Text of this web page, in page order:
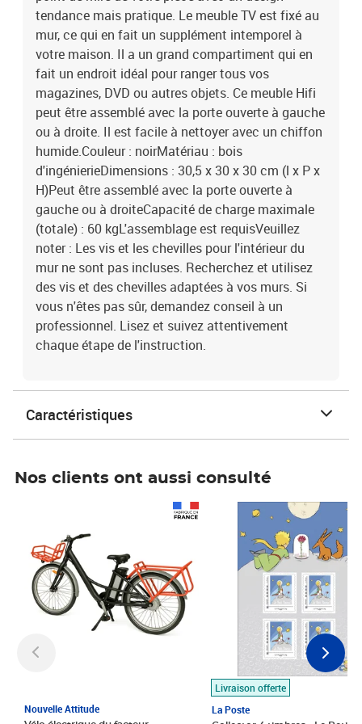
tendance mais pratique. Le meuble TV est fixé au
mur, ce qui en fait un supplément intemporel à
votre maison. Il a un grand compartiment qui en
fait un endroit idéal pour ranger tous vos
magazines, DVD ou autres objets. Ce meuble Hifi
peut être assemblé avec la porte ouverte à gauche
ou à droite. Il est facile à nettoyer avec un chiffon
humide.Couleur : noirMatériau : bois
d'ingénierieDimensions : 30,5 x 30 x 30 cm (l x P x
H)Peut être assemblé avec la porte ouverte à
gauche ou à droiteCapacité de charge maximale
(totale) : 60 kgL'assemblage est requisVeuillez
noter : Les vis et les chevilles pour l'intérieur du
mur ne sont pas incluses. Recherchez et utilisez
des vis et des chevilles adaptées à vos murs. Si
vous n'êtes pas sûr, demandez conseil à un
professionnel. Lisez et suivez attentivement
chaque étape de l'instruction.
Caractéristiques
Nos clients ont aussi consulté
Nouvelle Attitude
Livraison offerte
La Poste
Prix 7,50€